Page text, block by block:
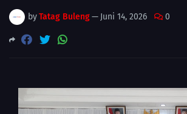
byTatag Buleng— Juni 14, 2026 0